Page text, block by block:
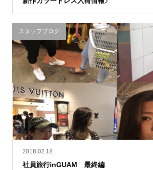
2018.02.18
社員旅行inGUAM 最終編
スタッフブログ